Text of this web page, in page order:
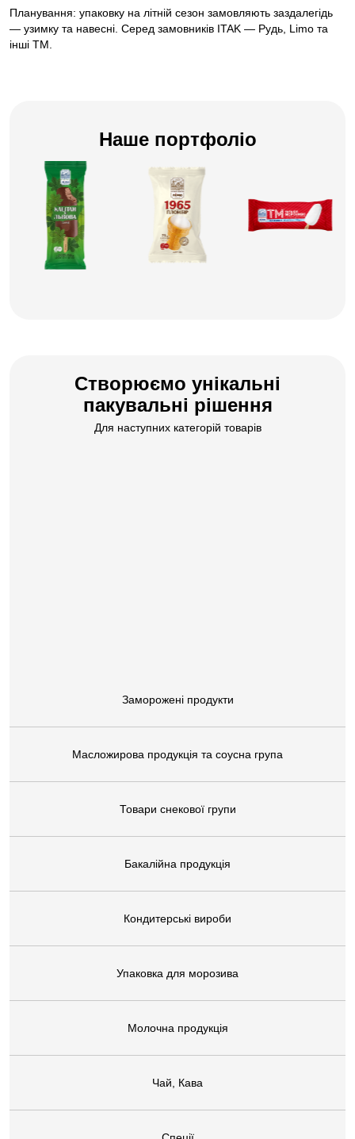
PET плівка: прозора, матова.
Планування: упаковку на літній сезон замовляють заздалегідь
— узимку та навесні. Серед замовників ITAK — Рудь, Limo та
інші ТМ.
Наше портфоліо
Створюємо унікальні
пакувальні рішення
Для наступних категорій товарів
Заморожені продукти
Масложирова продукція та соусна група
Товари снекової групи
Бакалійна продукція
Кондитерські вироби
Упаковка для морозива
Молочна продукція
Чай, Кава